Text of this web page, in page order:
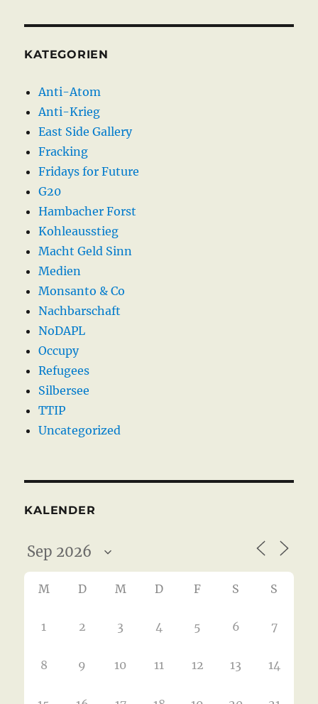
KATEGORIEN
Anti-Atom
Anti-Krieg
East Side Gallery
Fracking
Fridays for Future
G20
Hambacher Forst
Kohleausstieg
Macht Geld Sinn
Medien
Monsanto & Co
Nachbarschaft
NoDAPL
Occupy
Refugees
Silbersee
TTIP
Uncategorized
KALENDER
M D M D F S S
1 2 3 4 5 6 7
8 9 10 11 12 13 14